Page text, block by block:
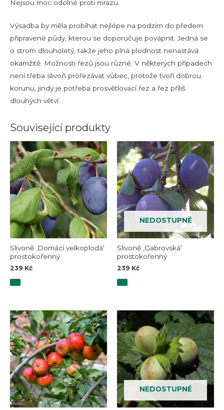
Nejsou moc odolné proti mrazu.
Výsadba by měla probíhat nejlépe na podzim do předem
připravené půdy, kterou se doporučuje povápnit. Jedná se
o strom dlouholetý, takže jeho plná plodnost nenastává
okamžitě. Možnosti řezů jsou různé. V některých případech
není třeba slivoň prořezávat vůbec, protože tvoří dobrou
korunu, jindy je potřeba prosvětlovací řez a řez příliš
dlouhých větví.
Související produkty
Slivoně ‚Domácí velkoplodá‘
prostokořenný
239 Kč
NEDOSTUPNÉ
Slivoně ‚Gabrovská‘
prostokořenný
239 Kč
NEDOSTUPNÉ